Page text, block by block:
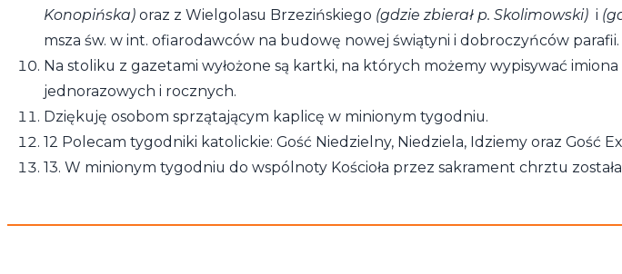
Konopińska) oraz z Wielgolasu Brzezińskiego (gdzie zbierał p. Skolimowski) i
msza św. w int. ofiarodawców na budowę nowej świątyni i dobroczyńców parafii.
Na stoliku z gazetami wyłożone są kartki, na których możemy wypisywać
jednorazowych i rocznych.
Dziękuję osobom sprzątającym kaplicę w minionym tygodniu.
12 Polecam tygodniki katolickie: Gość Niedzielny, Niedziela, Idziemy oraz Gość
13. W minionym tygodniu do wspólnoty Kościoła przez sakrament chrztu